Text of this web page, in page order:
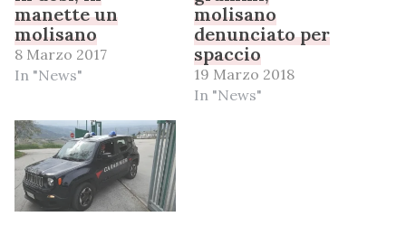
manette un
molisano
8 Marzo 2017
In "News"
molisano
denunciato per
spaccio
19 Marzo 2018
In "News"